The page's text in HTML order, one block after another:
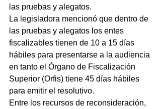
las pruebas y alegatos.
La legisladora mencionó que dentro de
las pruebas y alegatos los entes
fiscalizables tienen de 10 a 15 días
hábiles para presentarse a la audiencia
en tanto el Órgano de Fiscalización
Superior (Orfis) tiene 45 días hábiles
para emitir el resolutivo.
Entre los recursos de reconsideración,